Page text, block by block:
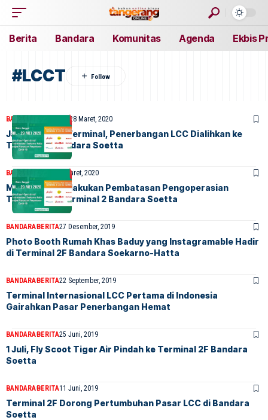
Berita Bandara Komunitas Agenda Ekbis
#LCCT
BANDARA 28 Maret, 2020
Jangan Salah Terminal, Penerbangan LCC Dialihkan ke
Terminal 3 Bandara Soetta
BANDARA 28 Maret, 2020
Mulai 1 April, Dilakukan Pembatasan Pengoperasian
Terminal 1 & Terminal 2 Bandara Soetta
BANDARABERITA27 Desember, 2019
Photo Booth Rumah Khas Baduy yang Instagramable Hadir
di Terminal 2F Bandara Soekarno-Hatta
BANDARABERITA22 September, 2019
Terminal Internasional LCC Pertama di Indonesia
Gairahkan Pasar Penerbangan Hemat
BANDARABERITA25 Juni, 2019
1 Juli, Fly Scoot Tiger Air Pindah ke Terminal 2F Bandara
Soetta
BANDARABERITA11 Juni, 2019
Terminal 2F Dorong Pertumbuhan Pasar LCC di Bandara
Soetta